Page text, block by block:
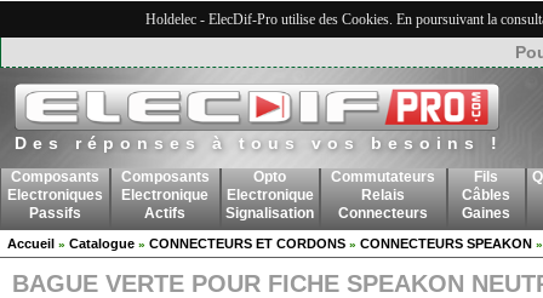
Holdelec - ElecDif-Pro utilise des Cookies. En poursuivant la
Des réponses à tous vos besoins !
Composants
Electroniques
Passifs
Composants
Electronique
Actifs
Opto
Electronique
Signalisation
Commutateurs
Relais
Connecteurs
Fils
Câbles
Gaines
Accueil » Catalogue » CONNECTEURS ET CORDONS » CONNECTEURS SPEAKON
BAGUE VERTE POUR FICHE SPEAKON